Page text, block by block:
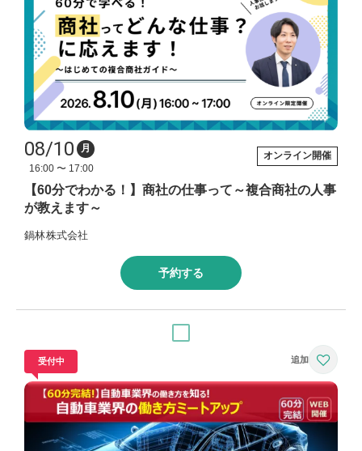
08/10
月
16:00 〜 17:00
オンライン開催
【60分でわかる！】商社の仕事って～複合商社の人事
が教えます～
鍋林株式会社
予約する
受付中